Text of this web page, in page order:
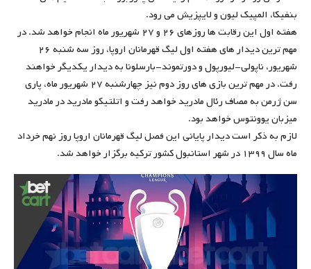
بنفیکا،‌ المپیک لیون و لایپزیش می رود.
هفته اول این رقابت ها روزهای ۲۶ و ۲۷ شهریور ماه انجام خواهد شد. در
مهم ترین دیدار های هفته اول لیگ قهرمانان اروپا، روز سه شنبه ۲۶
شهریور، ناپولی-لیورپول و دورتموند-بارسلونا به دیدار یکدیگر خواهند
رفت. در مهم ترین بازی های روز دوم نیز چهارشنبه ۲۷ شهریور ماه،‌ پاری
سن ژرمن به مصاف رئال مادرید خواهد رفت و اتلتیکو مادرید در مادرید
میزبان یوونتوس خواهد بود.
لازم به ذکر است دیدار پایانی این فصل لیگ قهرمانان اروپا روز نهم خرداد
ماه سال ۱۳۹۹ در شهر استانبول کشور ترکیه برگزار خواهد شد.